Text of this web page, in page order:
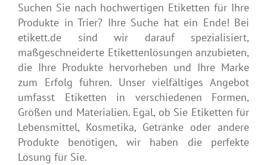
Suchen Sie nach hochwertigen Etiketten für Ihre
Produkte in Trier? Ihre Suche hat ein Ende! Bei
etikett.de sind wir darauf spezialisiert,
maßgeschneiderte Etikettenlösungen anzubieten,
die Ihre Produkte hervorheben und Ihre Marke
zum Erfolg führen. Unser vielfältiges Angebot
umfasst Etiketten in verschiedenen Formen,
Größen und Materialien. Egal, ob Sie Etiketten für
Lebensmittel, Kosmetika, Getränke oder andere
Produkte benötigen, wir haben die perfekte
Lösung für Sie.